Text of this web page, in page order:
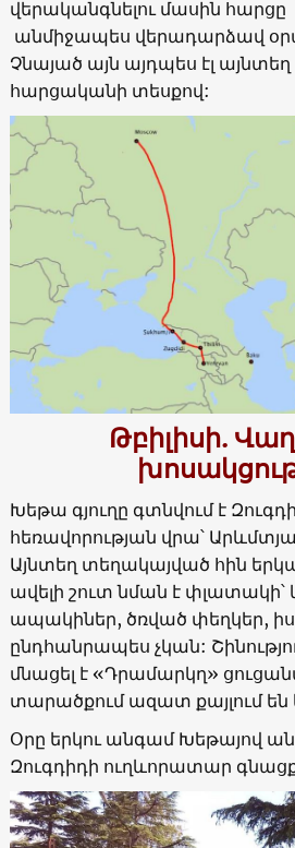
վերականգնելու մասին հարցը
անմիջապես վերադարձավ
Չնայած այն այդպես էլ այնտեղ
հարցականի տեսքով:
Թբիլիսի.
Խեթա գյուղը գտնվում է
հեռավորության վրա՝
Այնտեղ տեղակայված հին
ավելի շուտ նման է
ապակիներ, ծռված փեղկեր,
ընդհանրապես չկան:
մնացել է «Դրամարկղ»
տարածքում ազատ քայլում են
Օրը երկու անգամ Խեթայով
Զուգդիդի ուղևորատար